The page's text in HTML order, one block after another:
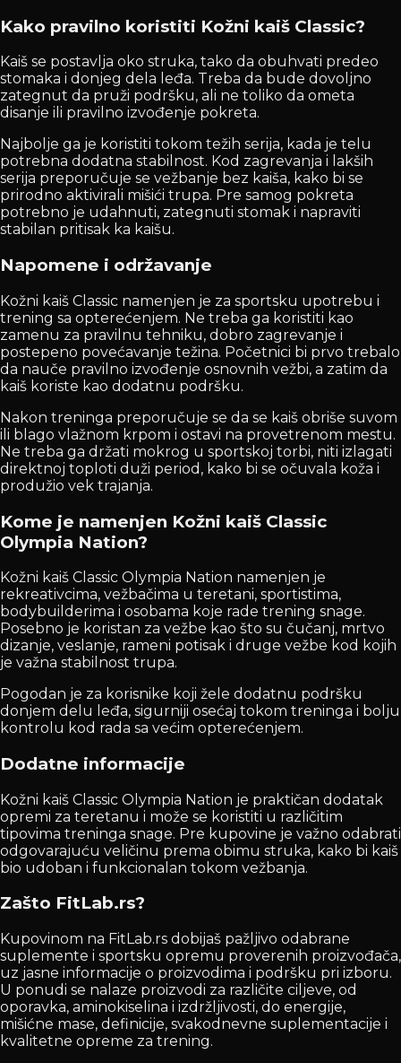
Kako pravilno koristiti Kožni kaiš Classic?
Kaiš se postavlja oko struka, tako da obuhvati predeo
stomaka i donjeg dela leđa. Treba da bude dovoljno
zategnut da pruži podršku, ali ne toliko da ometa
disanje ili pravilno izvođenje pokreta.
Najbolje ga je koristiti tokom težih serija, kada je telu
potrebna dodatna stabilnost. Kod zagrevanja i lakših
serija preporučuje se vežbanje bez kaiša, kako bi se
prirodno aktivirali mišići trupa. Pre samog pokreta
potrebno je udahnuti, zategnuti stomak i napraviti
stabilan pritisak ka kaišu.
Napomene i održavanje
Kožni kaiš Classic namenjen je za sportsku upotrebu i
trening sa opterećenjem. Ne treba ga koristiti kao
zamenu za pravilnu tehniku, dobro zagrevanje i
postepeno povećavanje težina. Početnici bi prvo trebalo
da nauče pravilno izvođenje osnovnih vežbi, a zatim da
kaiš koriste kao dodatnu podršku.
Nakon treninga preporučuje se da se kaiš obriše suvom
ili blago vlažnom krpom i ostavi na provetrenom mestu.
Ne treba ga držati mokrog u sportskoj torbi, niti izlagati
direktnoj toploti duži period, kako bi se očuvala koža i
produžio vek trajanja.
Kome je namenjen Kožni kaiš Classic
Olympia Nation?
Kožni kaiš Classic Olympia Nation namenjen je
rekreativcima, vežbačima u teretani, sportistima,
bodybuilderima i osobama koje rade trening snage.
Posebno je koristan za vežbe kao što su čučanj, mrtvo
dizanje, veslanje, rameni potisak i druge vežbe kod kojih
je važna stabilnost trupa.
Pogodan je za korisnike koji žele dodatnu podršku
donjem delu leđa, sigurniji osećaj tokom treninga i bolju
kontrolu kod rada sa većim opterećenjem.
Dodatne informacije
Kožni kaiš Classic Olympia Nation je praktičan dodatak
opremi za teretanu i može se koristiti u različitim
tipovima treninga snage. Pre kupovine je važno odabrati
odgovarajuću veličinu prema obimu struka, kako bi kaiš
bio udoban i funkcionalan tokom vežbanja.
Zašto FitLab.rs?
Kupovinom na FitLab.rs dobijaš pažljivo odabrane
suplemente i sportsku opremu proverenih proizvođača,
uz jasne informacije o proizvodima i podršku pri izboru.
U ponudi se nalaze proizvodi za različite ciljeve, od
oporavka, aminokiselina i izdržljivosti, do energije,
mišićne mase, definicije, svakodnevne suplementacije i
kvalitetne opreme za trening.